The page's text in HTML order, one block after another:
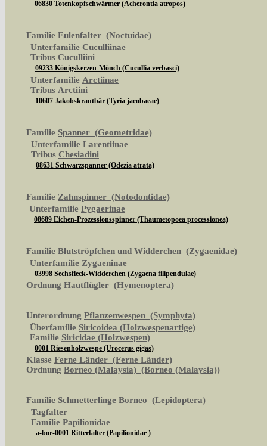
06830 Totenkopfschwärmer (Acherontia atropos)
Familie Eulenfalter (Noctuidae)
Unterfamilie Cuculliinae
Tribus Cuculliini
09233 Königskerzen-Mönch (Cucullia verbasci)
Unterfamilie Arctiinae
Tribus Arctiini
10607 Jakobskrautbär (Tyria jacobaeae)
Familie Spanner (Geometridae)
Unterfamilie Larentiinae
Tribus Chesiadini
08631 Schwarzspanner (Odezia atrata)
Familie Zahnspinner (Notodontidae)
Unterfamilie Pygaerinae
08689 Eichen-Prozessionsspinner (Thaumetopoea processionea)
Familie Blutströpfchen und Widderchen (Zygaenidae)
Unterfamilie Zygaeninae
03998 Sechsfleck-Widderchen (Zygaena filipendulae)
Ordnung Hautflügler (Hymenoptera)
Unterordnung Pflanzenwespen (Symphyta)
Überfamilie Siricoidea (Holzwespenartige)
Familie Siricidae (Holzwespen)
0001 Riesenholzwespe (Urocerus gigas)
Klasse Ferne Länder (Ferne Länder)
Ordnung Borneo (Malaysia) (Borneo (Malaysia))
Familie Schmetterlinge Borneo (Lepidoptera)
Tagfalter
Familie Papilionidae
a-bor-0001 Ritterfalter (Papilionidae )